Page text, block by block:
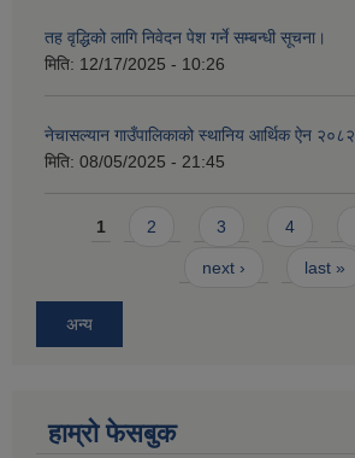
तह वृद्धिको लागि निवेदन पेश गर्ने सम्बन्धी सूचना।
मिति: 12/17/2025 - 10:26
नेचासल्यान गाउँपालिकाको स्थानिय आर्थिक ऐन २०८२
मिति: 08/05/2025 - 21:45
Pages
1 2 3 4
next › last »
अन्य
हाम्राे फेसबुक